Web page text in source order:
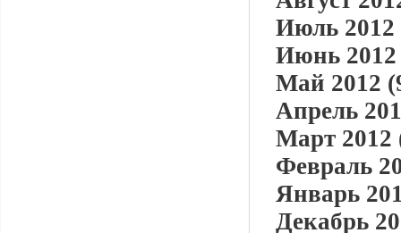
Июль 2012
Июнь 2012
Май 2012
Апрель
Март 2012
Февраль
Январь
Декабрь